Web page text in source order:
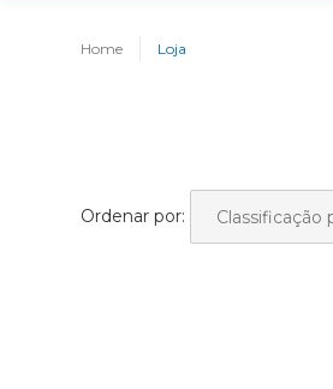
Home Loja
Ordenar por: